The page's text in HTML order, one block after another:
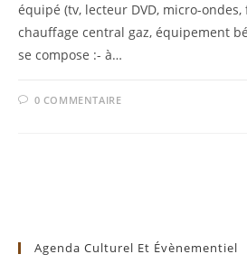
équipé (tv, lecteur DVD, micro-
chauffage central gaz, équipement
se compose :- à…
0 COMMENTAIRE
Agenda Culturel Et Évènementiel